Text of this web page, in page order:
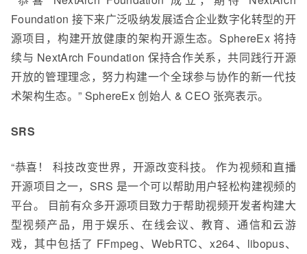
Foundation 接下来广泛吸纳发展适合企业数字化转型的开
源项目，构建开放健康的架构开源生态。SphereEx 将持
续与 NextArch Foundation 保持合作关系，共同践行开源
开放的管理理念，努力构建一个全球参与协作的新一代技
术架构生态。” SphereEx 创始人 & CEO 张亮表示。
SRS
“恭喜！ 科技改变世界，开源改变科技。 作为视频和直播
开源项目之一，SRS 是一个可以帮助用户轻松构建视频的
平台。 目前有众多开源项目致力于帮助视频开发者构建大
型视频产品，用于娱乐、在线会议、教育、通信和云游
戏，其中包括了 FFmpeg、WebRTC、x264、libopus、